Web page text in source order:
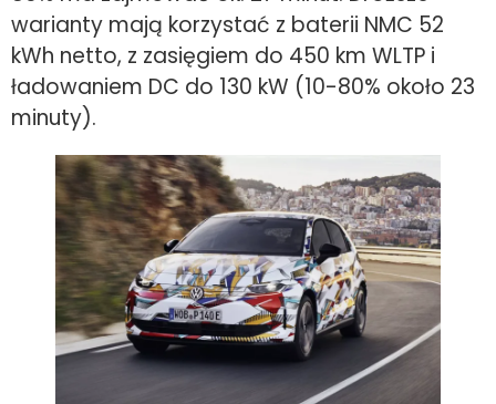
warianty mają korzystać z baterii NMC 52
kWh netto, z zasięgiem do 450 km WLTP i
ładowaniem DC do 130 kW (10-80% około 23
minuty).